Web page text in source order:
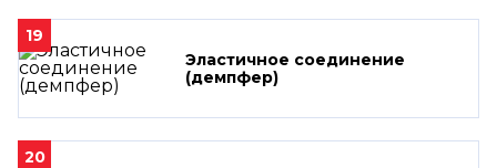
19
Эластичное соединение
(демпфер)
20